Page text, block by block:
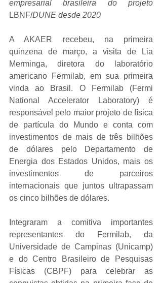
LBNF/DUNE desde 2020
A AKAER recebeu, na primeira
quinzena de março, a visita de Lia
Merminga, diretora do laboratório
americano Fermilab, em sua primeira
vinda ao Brasil. O Fermilab (Fermi
National Accelerator Laboratory) é
responsável pelo maior projeto de física
de partícula do Mundo e conta com
investimentos de mais de três bilhões
de dólares pelo Departamento de
Energia dos Estados Unidos, mais os
investimentos de parceiros
internacionais que juntos ultrapassam
os cinco bilhões de dólares.
Integraram a comitiva importantes
representantes do Fermilab, da
Universidade de Campinas (Unicamp)
e do Centro Brasileiro de Pesquisas
Físicas (CBPF) para celebrar as